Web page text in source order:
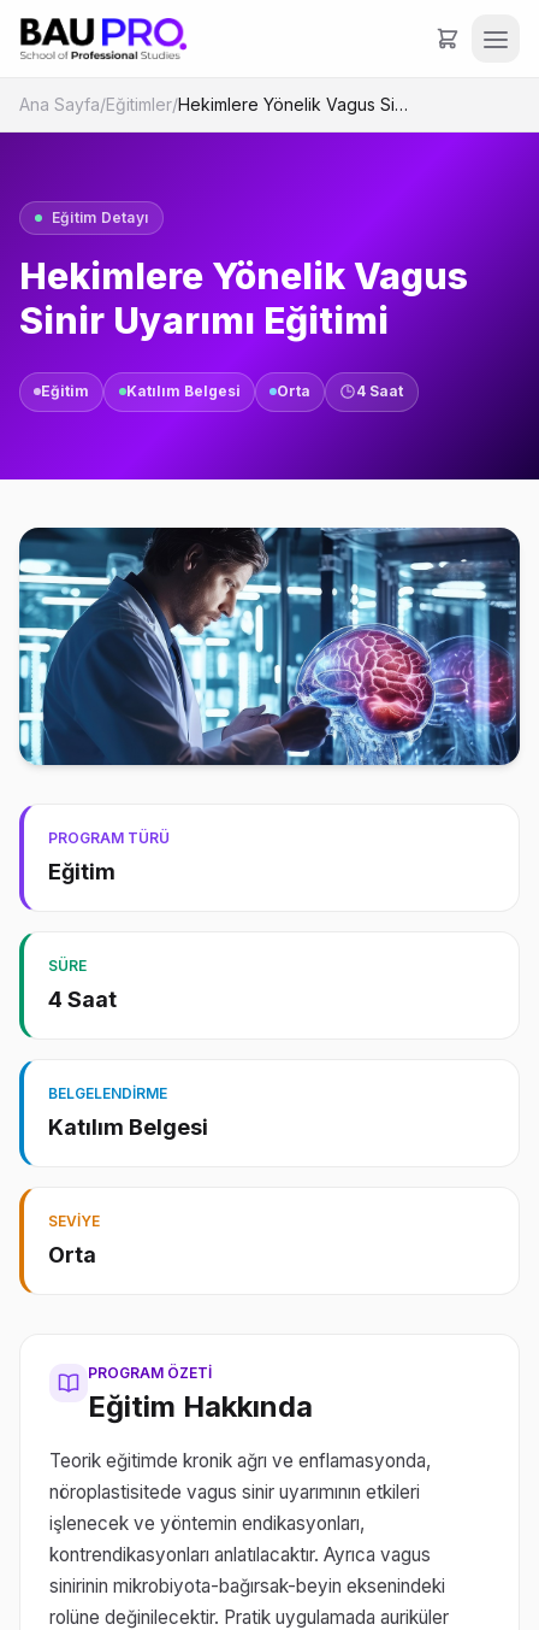
Ana Sayfa/Eğitimler/ Hekimlere Yönelik Vagus Sinir Uyarımı Eğitimi
Eğitim Detayı
Hekimlere Yönelik Vagus
Sinir Uyarımı Eğitimi
Eğitim Katılım Belgesi Orta 4 Saat
PROGRAM TÜRÜ
Eğitim
SÜRE
4 Saat
BELGELENDIRME
Katılım Belgesi
SEVIYE
Orta
PROGRAM ÖZETI
Eğitim Hakkında
Teorik eğitimde kronik ağrı ve enflamasyonda,
nöroplastisitede vagus sinir uyarımının etkileri
işlenecek ve yöntemin endikasyonları,
kontrendikasyonları anlatılacaktır. Ayrıca vagus
sinirinin mikrobiyota-bağırsak-beyin eksenindeki
rolüne değinilecektir. Pratik uygulamada auriküler